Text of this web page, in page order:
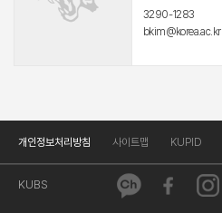
3290-1283
bkim@korea.ac.kr
개인정보처리방침 사이트맵 KUPID
KUBS